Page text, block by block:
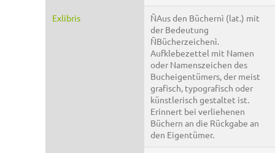
Exlibris
ÑAus den Büchernì (lat.) mit
der Bedeutung
ÑBücherzeichenì.
Aufklebezettel mit Namen
oder Namenszeichen des
Bucheigentümers, der meist
grafisch, typografisch oder
künstlerisch gestaltet ist.
Erinnert bei verliehenen
Büchern an die Rückgabe an
den Eigentümer.